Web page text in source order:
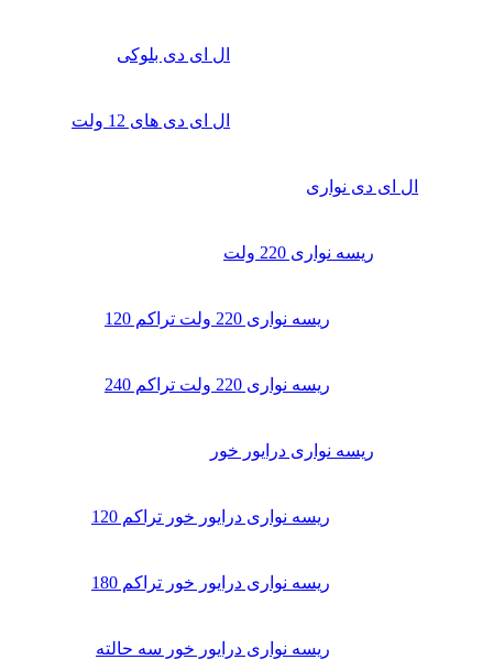
ال ای دی بلوکی
ال ای دی‌ های 12 ولت
ال ای دی‌ نواری
ریسه نواری 220 ولت
ریسه نواری 220 ولت تراکم 120
ریسه نواری 220 ولت تراکم 240
ریسه نواری درایور خور
ریسه نواری درایور خور تراکم 120
ریسه نواری درایور خور تراکم 180
ریسه نواری درایور خور سه حالته